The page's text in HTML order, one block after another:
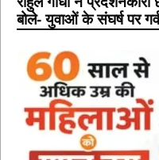
बोले- युवाओं के संघर्ष पर